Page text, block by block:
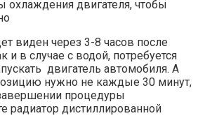
виден через 3-8 часов после
и в случае с водой, потребуется
двигатель автомобиля. А
нужно не каждые 30 минут,
процедуры
радиатор дистиллированной